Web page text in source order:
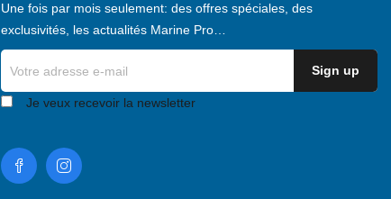
Une fois par mois seulement: des offres spéciales, des
exclusivités, les actualités Marine Pro…
Je veux recevoir la newsletter